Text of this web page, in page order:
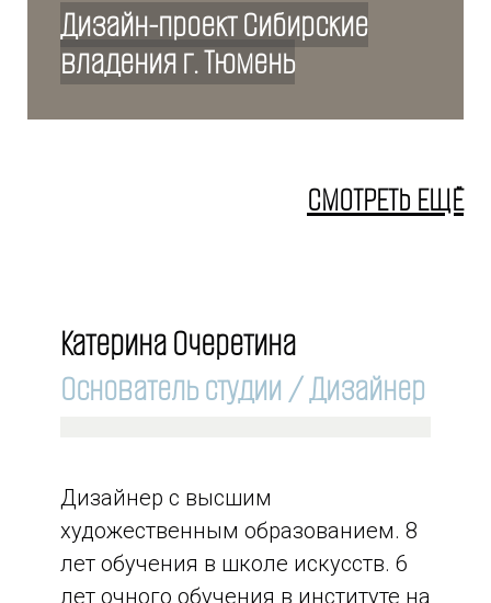
Дизайн-проект Сибирские
владения г. Тюмень
СМОТРЕТЬ ЕЩЁ
Катерина Очеретина
Основатель студии / Дизайнер
Дизайнер с высшим
художественным образованием. 8
лет обучения в школе искусств. 6
лет очного обучения в институте на